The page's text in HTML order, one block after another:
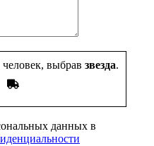
выбрав звезда.
данных в